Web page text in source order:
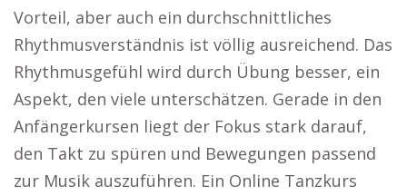
Vorteil, aber auch ein durchschnittliches
Rhythmusverständnis ist völlig ausreichend. Das
Rhythmusgefühl wird durch Übung besser, ein
Aspekt, den viele unterschätzen. Gerade in den
Anfängerkursen liegt der Fokus stark darauf,
den Takt zu spüren und Bewegungen passend
zur Musik auszuführen. Ein Online Tanzkurs